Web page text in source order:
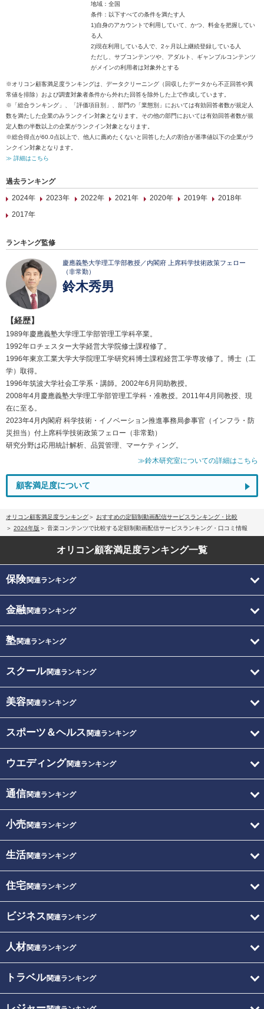
地域：全国
条件：以下すべての条件を満たす人
1)自身のアカウントで利用していて、かつ、料金を把握してい
る人
2)現在利用している人で、2ヶ月以上継続登録している人
ただし、サブコンテンツや、アダルト、ギャンブルコンテンツ
がメインの利用者は対象外とする
※オリコン顧客満足度ランキングは、データクリーニング（回収したデータから不正回答や異
常値を排除）および調査対象者条件から外れた回答を除外した上で作成しています。
※「総合ランキング」、「評価項目別」、部門の「業態別」においては有効回答者数が規定人
数を満たした企業のみランクイン対象となります。その他の部門においては有効回答者数が規
定人数の半数以上の企業がランクイン対象となります。
※総合得点が60.0点以上で、他人に薦めたくないと回答した人の割合が基準値以下の企業がラ
ンクイン対象となります。
≫ 詳細はこちら
過去ランキング
2024年
2023年 2022年 2021年 2020年 2019年
2018年
2017年
ランキング監修
慶應義塾大学理工学部教授／内閣府 上席科学技術政策フェロー
（非常勤）
鈴木秀男
【経歴】
1989年慶應義塾大学理工学部管理工学科卒業。
1992年ロチェスター大学経営大学院修士課程修了。
1996年東京工業大学大学院理工学研究科博士課程経営工学専攻修了。博士（工
学）取得。
1996年筑波大学社会工学系・講師。2002年6月同助教授。
2008年4月慶應義塾大学理工学部管理工学科・准教授。2011年4月同教授、現
在に至る。
2023年4月内閣府 科学技術・イノベーション推進事務局参事官（インフラ・防
災担当）付上席科学技術政策フェロー（非常勤）
研究分野は応用統計解析、品質管理、マーケティング。
≫鈴木研究室についての詳細はこちら
顧客満足度について
オリコン顧客満足度ランキング
おすすめの定額制動画配信サービスランキング・比較
2024年版
音楽コンテンツで比較する定額制動画配信サービスランキング・口コミ情報
オリコン顧客満足度ランキング一覧
保険関連ランキング
金融関連ランキング
塾関連ランキング
スクール関連ランキング
美容関連ランキング
スポーツ＆ヘルス 関連ランキング
ウエディング関連ランキング
通信関連ランキング
小売関連ランキング
生活関連ランキング
住宅関連ランキング
ビジネス 関連ランキング
人材関連ランキング
トラベル関連ランキング